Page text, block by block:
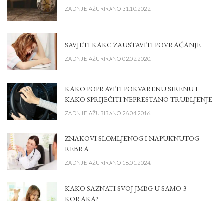
ZADNJE AŽURIRANO 31.10.2022.
SAVJETI KAKO ZAUSTAVITI POVRAĆANJE
ZADNJE AŽURIRANO 02.02.2020.
KAKO POPRAVITI POKVARENU SIRENU I
KAKO SPRIJEČITI NEPRESTANO TRUBLJENJE
ZADNJE AŽURIRANO 26.04.2016.
ZNAKOVI SLOMLJENOG I NAPUKNUTOG
REBRA
ZADNJE AŽURIRANO 18.01.2024.
KAKO SAZNATI SVOJ JMBG U SAMO 3
KORAKA?